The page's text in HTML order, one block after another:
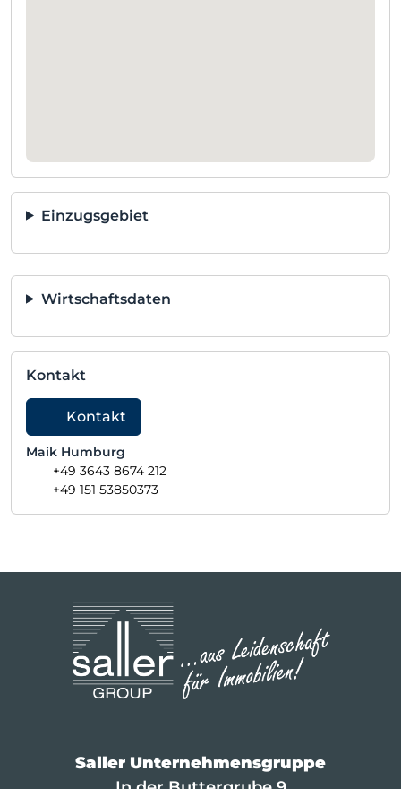
Einzugsgebiet
Wirtschaftsdaten
Kontakt
Kontakt
Maik Humburg
+49 3643 8674 212
+49 151 53850373
Saller Unternehmensgruppe